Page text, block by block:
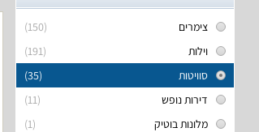
(150)
צימרים
(191)
וילות
(35)
סוויטות
(11)
דירות נופש
(1)
מלונות בוטיק